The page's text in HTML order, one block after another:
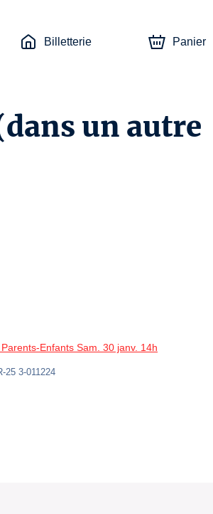
Billetterie Panier
un autre
Enfants Sam. 30 janv. 14h
25 3-011224